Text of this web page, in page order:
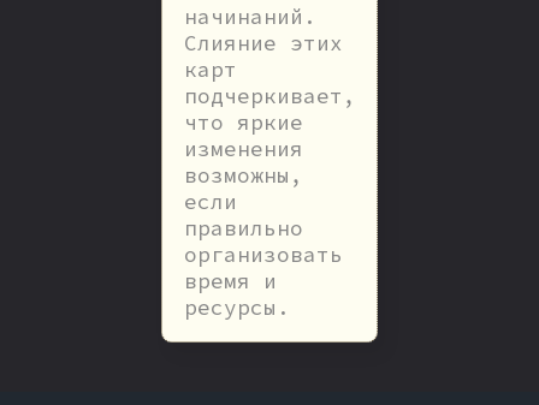
начинаний.
Слияние этих
карт
подчеркивает,
что яркие
изменения
возможны,
если
правильно
организовать
время и
ресурсы.